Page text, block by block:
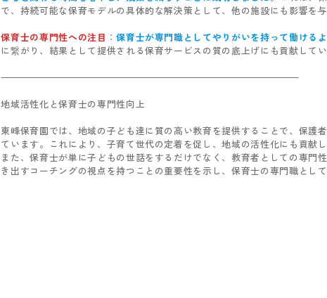
で、持続可能な保育モデルの具体的な解決策として、他の施設にも影響を
保育士の専門性への注目 ：保育士が専門職としてやりがいを持って働ける
に繋がり、結果として提供される保育サービスの質の底上げにも貢献して
地域活性化と保育士の専門性向上
東峰保育園では、地域の子ども達に質の高い教育を提供することで、保護
ています。これにより、子育て世代の定着を促し、地域の活性化にも貢献
また、保育士が単に子どもの世話をするだけでなく、教育者としての専門
き出すコーチングの視点を持つことの重要性を示し、保育士の専門職とし